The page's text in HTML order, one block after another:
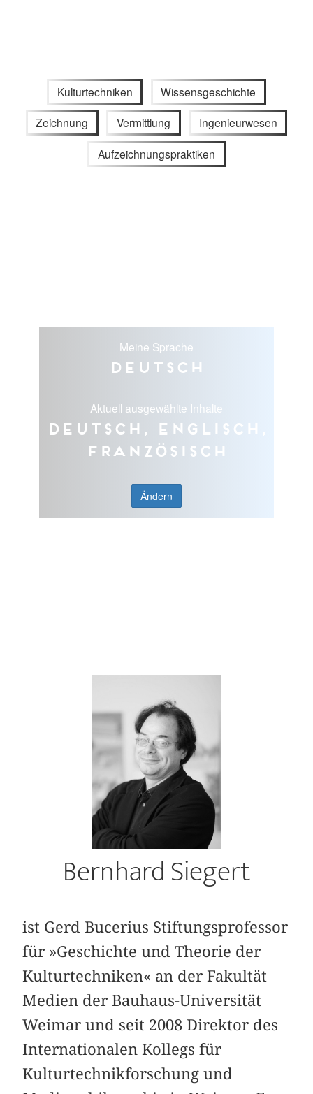
Kulturtechniken Wissensgeschichte
Zeichnung Vermittlung Ingenieurwesen
Aufzeichnungspraktiken
Meine Sprache
Deutsch
Aktuell ausgewählte Inhalte
Deutsch, Englisch,
Französisch
Ändern
Bernhard Siegert
ist Gerd Bucerius Stiftungsprofessor
für »Geschichte und Theorie der
Kulturtechniken« an der Fakultät
Medien der Bauhaus-Universität
Weimar und seit 2008 Direktor des
Internationalen Kollegs für
Kulturtechnikforschung und